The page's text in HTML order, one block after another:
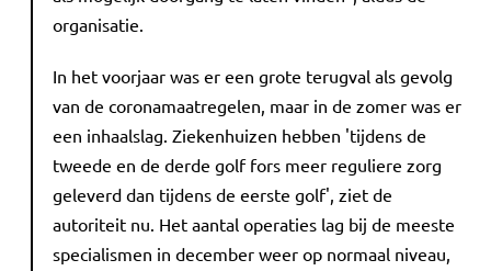
organisatie.
In het voorjaar was er een grote terugval als gevolg
van de coronamaatregelen, maar in de zomer was er
een inhaalslag. Ziekenhuizen hebben 'tijdens de
tweede en de derde golf fors meer reguliere zorg
geleverd dan tijdens de eerste golf', ziet de
autoriteit nu. Het aantal operaties lag bij de meeste
specialismen in december weer op normaal niveau,